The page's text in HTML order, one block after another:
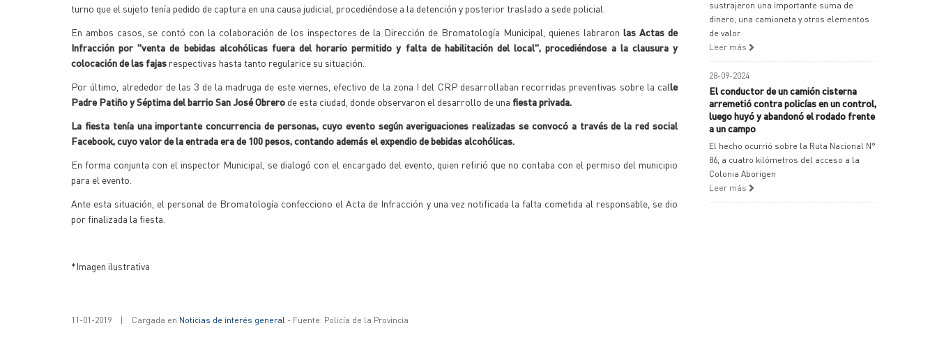
turno que el sujeto tenía pedido de captura en una causa judicial, procediéndose a la detención y posterior traslado a sede policial.
En ambos casos, se contó con la colaboración de los inspectores de la Dirección de Bromatología Municipal, quienes labraronlas Actas de
Infracción por "venta de bebidas alcohólicas fuera del horario permitido y falta de habilitación del local", procediéndose a la clausura y
colocación de las fajas respectivas hasta tanto regularice su situación.
Por último, alrededor de las 3 de la madruga de este viernes, efectivo de la zona I del CRP desarrollaban recorridas preventivas sobre la calle
Padre Patiño y Séptima del barrio San José Obrero de esta ciudad, donde observaron el desarrollo de una fiesta privada.
La fiesta tenía una importante concurrencia de personas, cuyo evento según averiguaciones realizadas se convocó a través de la red social
Facebook, cuyo valor de la entrada era de 100 pesos, contando además el expendio de bebidas alcohólicas.
En forma conjunta con el inspector Municipal, se dialogó con el encargado del evento, quien refirió que no contaba con el permiso del municipio
para el evento.
Ante esta situación, el personal de Bromatología confecciono el Acta de Infracción y una vez notificada la falta cometida al responsable, se dio
por finalizada la fiesta.
*Imagen ilustrativa
11-01-2019 | Cargada en Noticias de interés general - Fuente: Policía de la Provincia
sustrajeron una importante suma de
dinero, una camioneta y otros elementos
de valor
Leer más
28-09-2024
El conductor de un camión cisterna
arremetió contra policías en un control,
luego huyó y abandonó el rodado frente
a un campo
El hecho ocurrió sobre la Ruta Nacional N°
86, a cuatro kilómetros del acceso a la
Colonia Aborigen
Leer más